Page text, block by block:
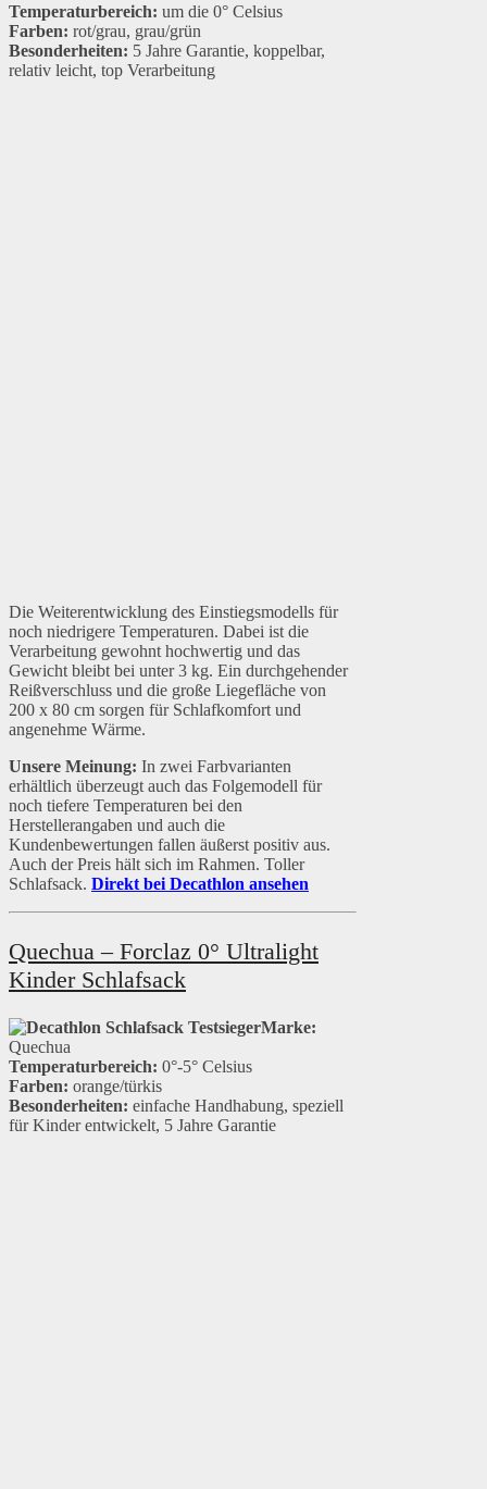
Temperaturbereich: um die 0° Celsius
Farben: rot/grau, grau/grün
Besonderheiten: 5 Jahre Garantie, koppelbar,
relativ leicht, top Verarbeitung
Die Weiterentwicklung des Einstiegsmodells für
noch niedrigere Temperaturen. Dabei ist die
Verarbeitung gewohnt hochwertig und das
Gewicht bleibt bei unter 3 kg. Ein durchgehender
Reißverschluss und die große Liegefläche von
200 x 80 cm sorgen für Schlafkomfort und
angenehme Wärme.
Unsere Meinung: In zwei Farbvarianten
erhältlich überzeugt auch das Folgemodell für
noch tiefere Temperaturen bei den
Herstellerangaben und auch die
Kundenbewertungen fallen äußerst positiv aus.
Auch der Preis hält sich im Rahmen. Toller
Schlafsack. Direkt bei Decathlon ansehen
Quechua – Forclaz 0° Ultralight
Kinder Schlafsack
Marke:
Quechua
Temperaturbereich: 0°-5° Celsius
Farben: orange/türkis
Besonderheiten: einfache Handhabung, speziell
für Kinder entwickelt, 5 Jahre Garantie